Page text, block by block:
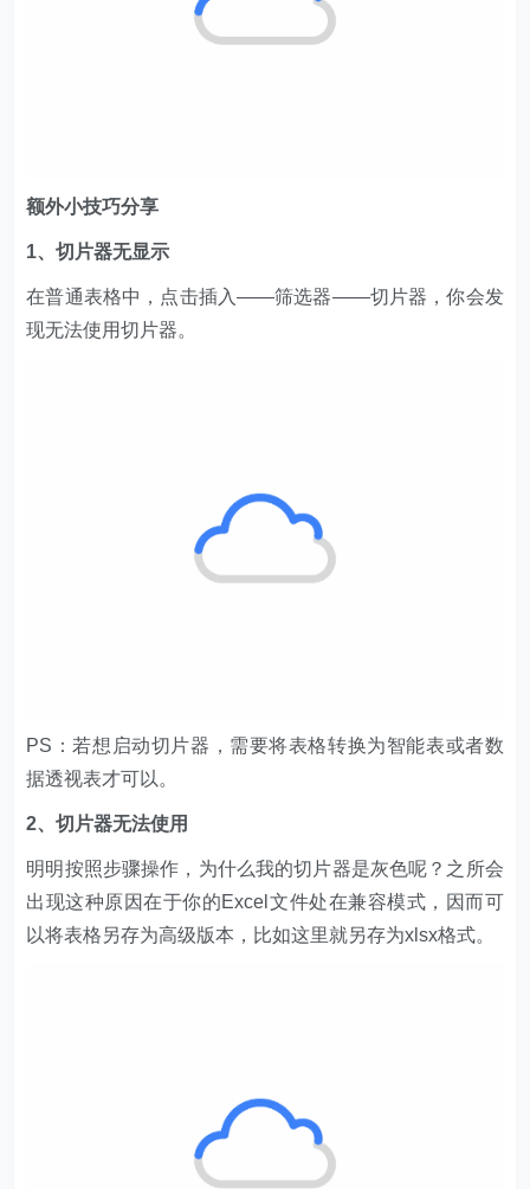
额外小技巧分享
1、切片器无显示
在普通表格中，点击插入——筛选器——切片器，你会发
现无法使用切片器。
PS：若想启动切片器，需要将表格转换为智能表或者数
据透视表才可以。
2、切片器无法使用
明明按照步骤操作，为什么我的切片器是灰色呢？之所会
出现这种原因在于你的Excel文件处在兼容模式，因而可
以将表格另存为高级版本，比如这里就另存为xlsx格式。